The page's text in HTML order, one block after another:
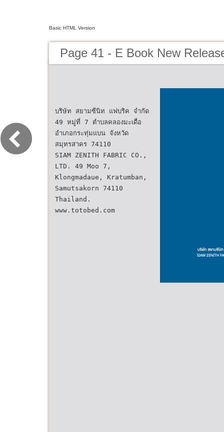
Basic HTML Version
Page 41 - E Book New
บริษัท สยามซีนิท แฟบริค จำกัด
49 หมู่ที่ 7 ตำบลคลองมะเดื่อ
อำเภอกระทุ่มแบน จังหวัด
สมุทรสาคร 74110
SIAM ZENITH FABRIC CO.,
LTD. 49 Moo 7,
Klongmadaue, Kratumban,
Samutsakorn 74110
Thailand.
www.totobed.com